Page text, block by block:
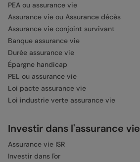
PEA ou assurance vie
Assurance vie ou Assurance décès
Assurance vie conjoint survivant
Banque assurance vie
Durée assurance vie
Épargne handicap
PEL ou assurance vie
Loi pacte assurance vie
Loi industrie verte assurance vie
Investir dans l'assurance vie
Assurance vie ISR
Investir dans l'or